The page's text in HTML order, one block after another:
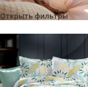
Открыть фильтры